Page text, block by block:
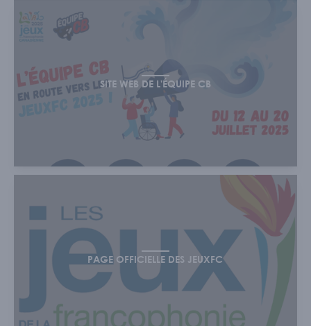
SITE WEB DE L'ÉQUIPE CB
PAGE OFFICIELLE DES JEUXFC